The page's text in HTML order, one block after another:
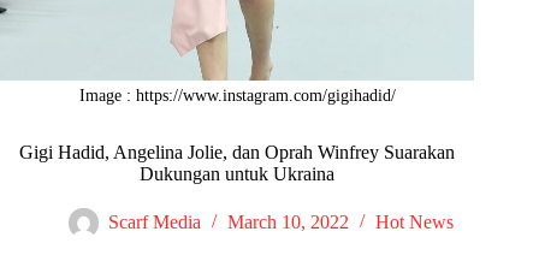
Image : https://www.instagram.com/gigihadid/
Gigi Hadid, Angelina Jolie, dan Oprah Winfrey Suarakan
Dukungan untuk Ukraina
Scarf Media March 10, 2022 Hot News